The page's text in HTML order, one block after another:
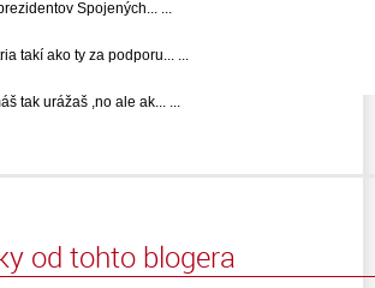
Spojených... ...
takí ako ty za podporu... ...
tak urážaš ,no ale ak... ...
od tohto blogera